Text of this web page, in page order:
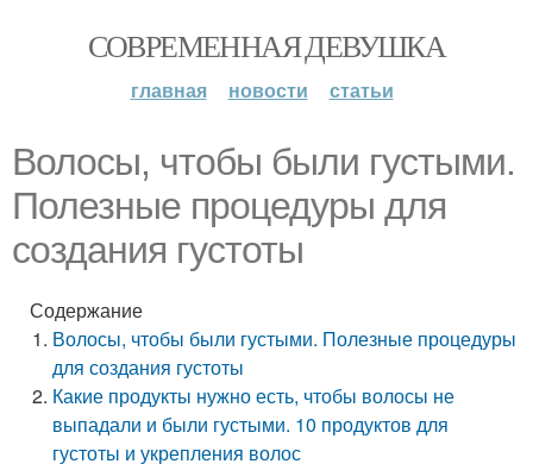
СОВРЕМЕННАЯ ДЕВУШКА
главная новости статьи
Волосы, чтобы были густыми.
Полезные процедуры для
создания густоты
Содержание
Волосы, чтобы были густыми. Полезные процедуры
для создания густоты
Какие продукты нужно есть, чтобы волосы не
выпадали и были густыми. 10 продуктов для
густоты и укрепления волос